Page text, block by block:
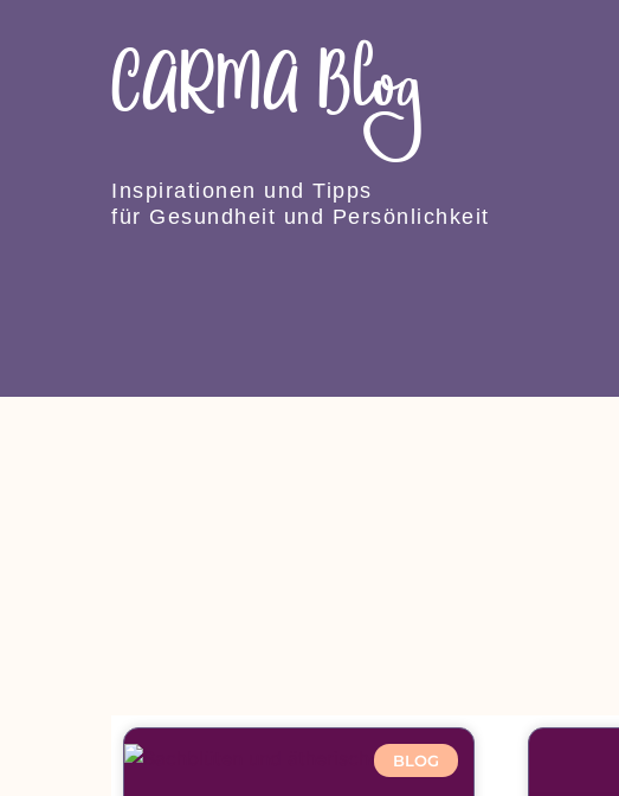
CARMA Blog
Inspirationen und Tipps
für Gesundheit und Persönlichkeit
BLOG